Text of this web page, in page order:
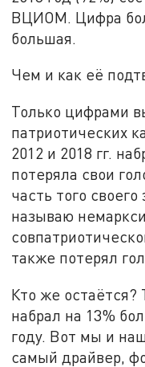
ВЦИОМ. Цифра
большая.
Чем и как её
Только цифрами
патриотических
2012 и 2018 гг.
потеряла свои
часть того
называю
также потерял
Кто же остаётся?
набрал на 13%
году. Вот мы и
самый драйвер,